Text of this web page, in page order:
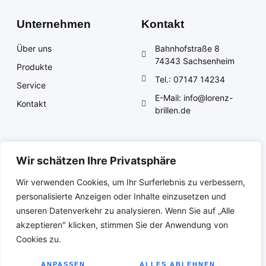
Wir schätzen Ihre Privatsphäre
Wir verwenden Cookies, um Ihr Surferlebnis zu verbessern,
personalisierte Anzeigen oder Inhalte einzusetzen und
unseren Datenverkehr zu analysieren. Wenn Sie auf „Alle
akzeptieren" klicken, stimmen Sie der Anwendung von
Cookies zu.
ANPASSEN ALLES ABLEHNEN
Unternehmen
Über uns
Produkte
Service
Kontakt
Kontakt
Bahnhofstraße 8
74343 Sachsenheim
Tel.: 07147 14234
E-Mail: info@lorenz-
brillen.de